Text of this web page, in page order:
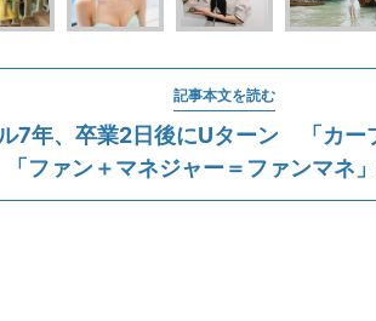
記事本文を読む
7年、卒業2日後にUターン 「カー
「ファン＋マネジャー＝ファンマネ